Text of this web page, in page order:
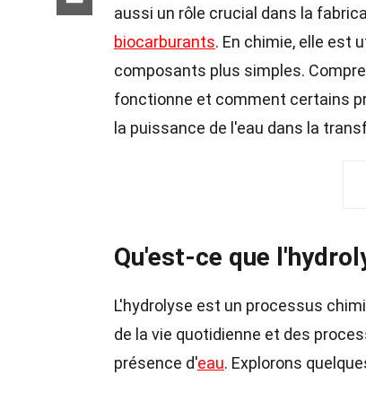
aussi un rôle crucial dans la
biocarburants. En chimie, elle est
composants plus simples.
fonctionne et comment certains
la puissance de l'eau dans la
Qu'est-ce que
L'hydrolyse est un processus
de la vie quotidienne et des
présence d'eau. Explorons